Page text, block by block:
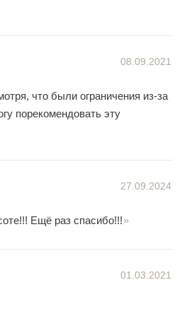
08.09.2021
что были ограничения из-за
порекомендовать эту
27.09.2024
Ещё раз спасибо!!!
01.03.2021